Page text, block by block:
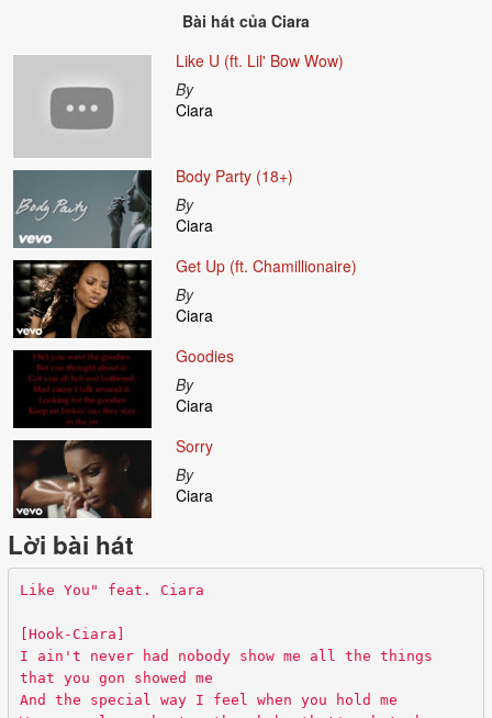
Bài hát của Ciara
Like U (ft. Lil' Bow Wow)
By
Ciara
Body Party (18+)
By
Ciara
Get Up (ft. Chamillionaire)
By
Ciara
Goodies
By
Ciara
Sorry
By
Ciara
Lời bài hát
Like You" feat. Ciara
[Hook-Ciara]
I ain't never had nobody show me all the things
that you gon showed me
And the special way I feel when you hold me